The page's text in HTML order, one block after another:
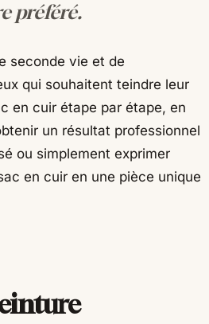
préféré.
seconde vie et de
qui souhaitent teindre leur
en cuir étape par étape, en
un résultat professionnel
ou simplement exprimer
en cuir en une pièce unique